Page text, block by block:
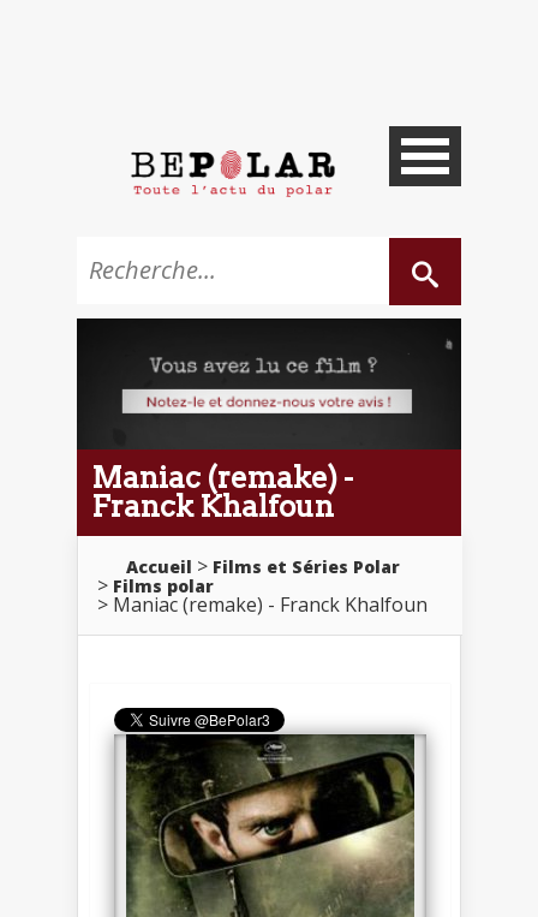
Maniac (remake) -
Franck Khalfoun
Accueil
Films et Séries Polar
Films polar
Maniac (remake) - Franck Khalfoun